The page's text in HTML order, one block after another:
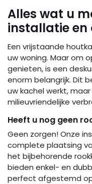
Alles wat u
installatie en
Een vrijstaande
uw woning. Maar om
genieten, is een
enorm belangrijk. Dit
uw kachel werkt,
milieuvriendelijke
Heeft u nog geen
Geen zorgen! Onze
complete plaatsing
het bijbehorende
bieden enkel- en
perfect afgestemd